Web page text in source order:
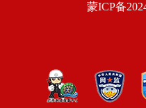
蒙ICP备